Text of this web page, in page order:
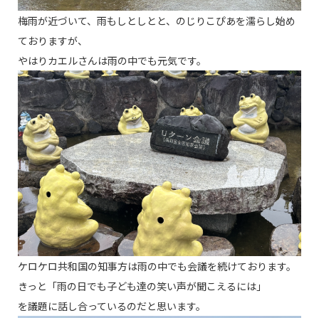
梅雨が近づいて、雨もしとしとと、のじりこぴあを濡らし始め
ておりますが、
やはりカエルさんは雨の中でも元気です。
ケロケロ共和国の知事方は雨の中でも会議を続けております。
きっと「雨の日でも子ども達の笑い声が聞こえるには」
を議題に話し合っているのだと思います。